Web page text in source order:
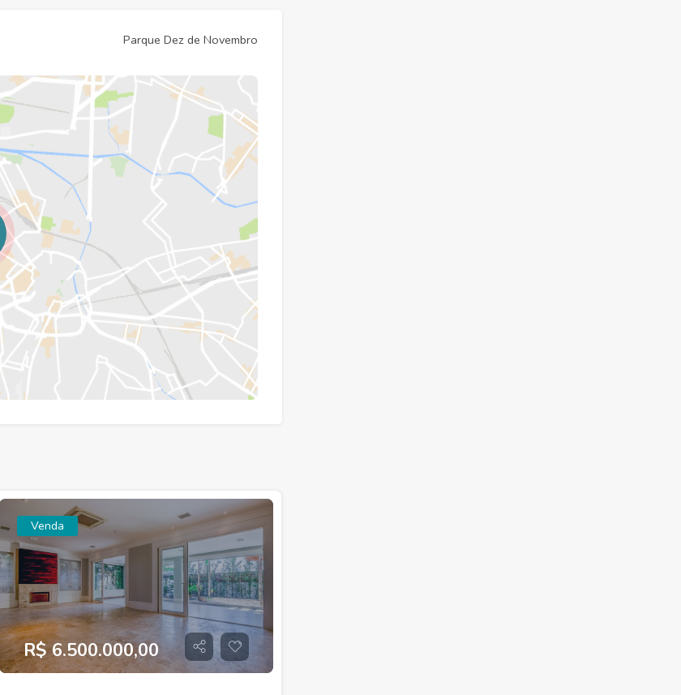
Parque Dez de Novembro
Venda
R$ 6.500.000,00